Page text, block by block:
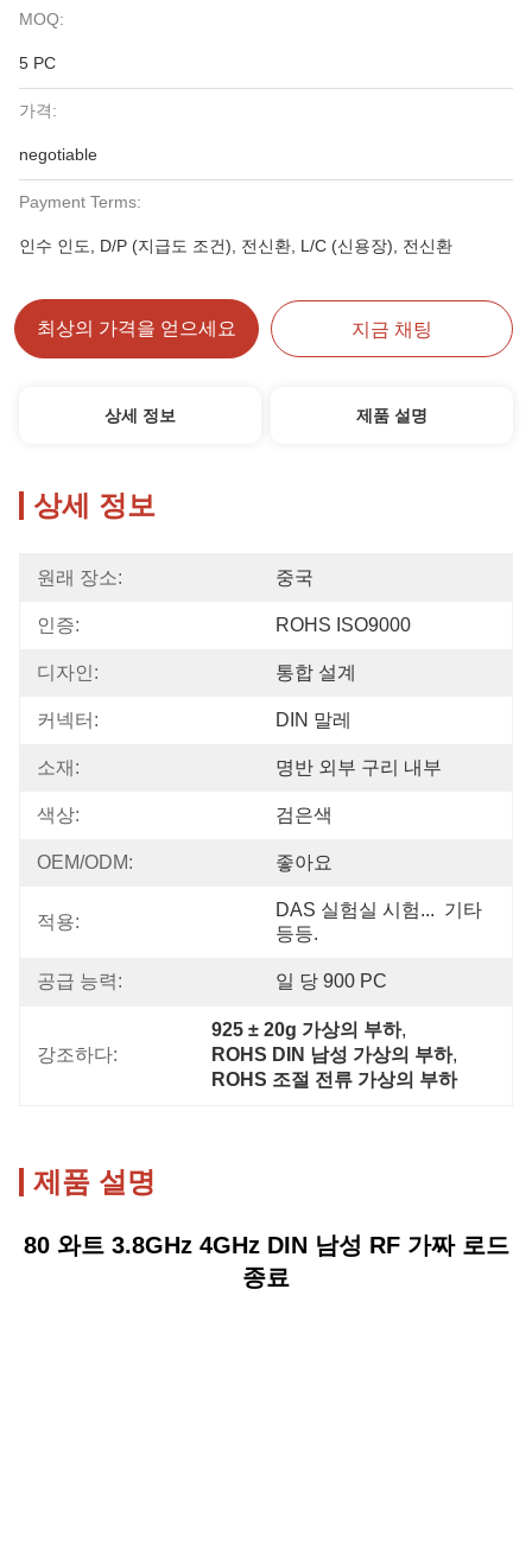
MOQ:
5 PC
가격:
negotiable
Payment Terms:
인수 인도, D/P (지급도 조건), 전신환, L/C (신용장), 전신환
최상의 가격을 얻으세요 지금 채팅
상세 정보 제품 설명
상세 정보
원래 장소: 중국
인증: ROHS ISO9000
디자인: 통합 설계
커넥터: DIN 말레
소재: 명반 외부 구리 내부
색상: 검은색
OEM/ODM: 좋아요
적용:
DAS 실험실 시험...  기타
등등.
공급 능력: 일 당 900 PC
강조하다:
925 ± 20g 가상의 부하,
ROHS DIN 남성 가상의 부하,
ROHS 조절 전류 가상의 부하
제품 설명
80 와트 3.8GHz 4GHz DIN 남성 RF 가짜 로드
종료